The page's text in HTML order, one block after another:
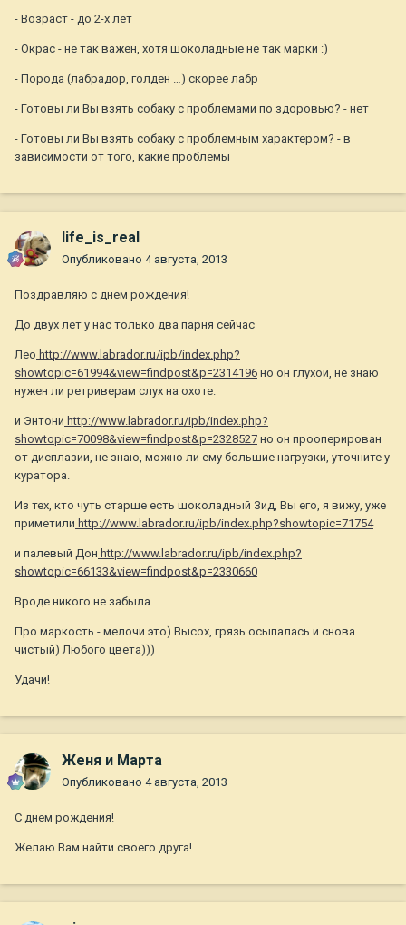
- Возраст - до 2-х лет
- Окрас - не так важен, хотя шоколадные не так марки :)
- Порода (лабрадор, голден …) скорее лабр
- Готовы ли Вы взять собаку с проблемами по здоровью? - нет
- Готовы ли Вы взять собаку с проблемным характером? - в
зависимости от того, какие проблемы
life_is_real
Опубликовано 4 августа, 2013
Поздравляю с днем рождения!
До двух лет у нас только два парня сейчас
Лео http://www.labrador.ru/ipb/index.php?
showtopic=61994&view=findpost&p=2314196 но он глухой, не знаю
нужен ли ретриверам слух на охоте.
и Энтони http://www.labrador.ru/ipb/index.php?
showtopic=70098&view=findpost&p=2328527 но он прооперирован
от дисплазии, не знаю, можно ли ему большие нагрузки, уточните у
куратора.
Из тех, кто чуть старше есть шоколадный Зид, Вы его, я вижу, уже
приметили http://www.labrador.ru/ipb/index.php?showtopic=71754
и палевый Дон http://www.labrador.ru/ipb/index.php?
showtopic=66133&view=findpost&p=2330660
Вроде никого не забыла.
Про маркость - мелочи это) Высох, грязь осыпалась и снова
чистый) Любого цвета)))
Удачи!
Женя и Марта
Опубликовано 4 августа, 2013
С днем рождения!
Желаю Вам найти своего друга!